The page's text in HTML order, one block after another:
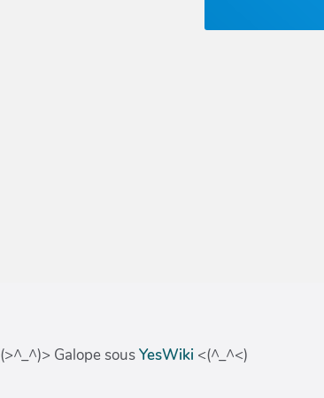
(>^_^)> Galope sousYesWiki <(^_^<)